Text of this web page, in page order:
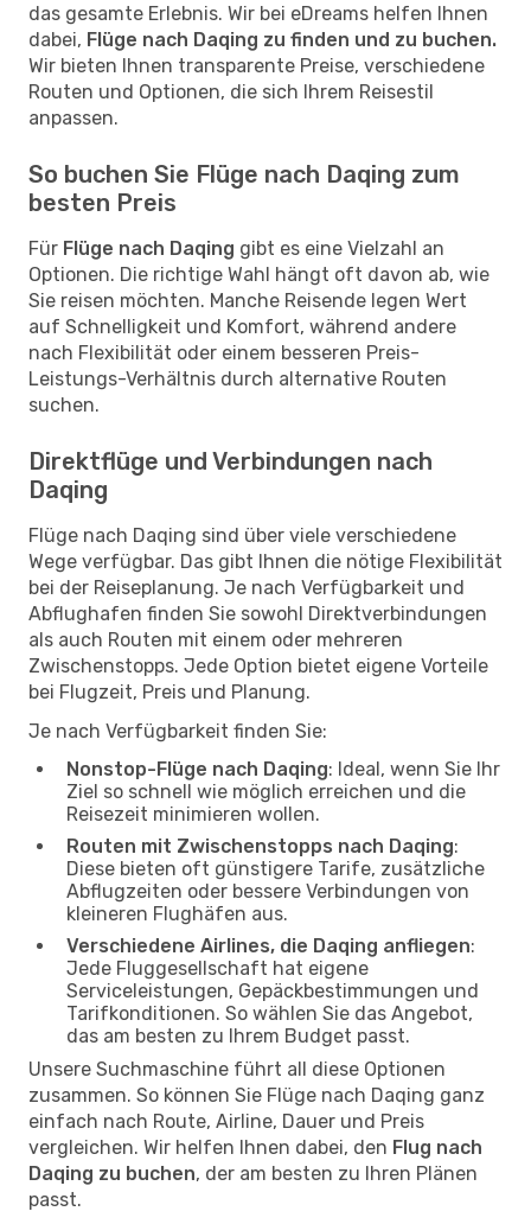
das gesamte Erlebnis. Wir bei eDreams helfen Ihnen
dabei, Flüge nach Daqing zu finden und zu buchen.
Wir bieten Ihnen transparente Preise, verschiedene
Routen und Optionen, die sich Ihrem Reisestil
anpassen.
So buchen Sie Flüge nach Daqing zum
besten Preis
Für Flüge nach Daqing gibt es eine Vielzahl an
Optionen. Die richtige Wahl hängt oft davon ab, wie
Sie reisen möchten. Manche Reisende legen Wert
auf Schnelligkeit und Komfort, während andere
nach Flexibilität oder einem besseren Preis-
Leistungs-Verhältnis durch alternative Routen
suchen.
Direktflüge und Verbindungen nach
Daqing
Flüge nach Daqing sind über viele verschiedene
Wege verfügbar. Das gibt Ihnen die nötige Flexibilität
bei der Reiseplanung. Je nach Verfügbarkeit und
Abflughafen finden Sie sowohl Direktverbindungen
als auch Routen mit einem oder mehreren
Zwischenstopps. Jede Option bietet eigene Vorteile
bei Flugzeit, Preis und Planung.
Je nach Verfügbarkeit finden Sie:
Nonstop-Flüge nach Daqing: Ideal, wenn Sie Ihr
Ziel so schnell wie möglich erreichen und die
Reisezeit minimieren wollen.
Routen mit Zwischenstopps nach Daqing:
Diese bieten oft günstigere Tarife, zusätzliche
Abflugzeiten oder bessere Verbindungen von
kleineren Flughäfen aus.
Verschiedene Airlines, die Daqing anfliegen:
Jede Fluggesellschaft hat eigene
Serviceleistungen, Gepäckbestimmungen und
Tarifkonditionen. So wählen Sie das Angebot,
das am besten zu Ihrem Budget passt.
Unsere Suchmaschine führt all diese Optionen
zusammen. So können Sie Flüge nach Daqing ganz
einfach nach Route, Airline, Dauer und Preis
vergleichen. Wir helfen Ihnen dabei, den Flug nach
Daqing zu buchen, der am besten zu Ihren Plänen
passt.